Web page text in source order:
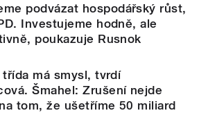
podvázat hospodářský růst,
Investujeme hodně, ale
poukazuje Rusnok
třída má smysl, tvrdí
Šmahel: Zrušení nejde
tom, že ušetříme 50 miliard